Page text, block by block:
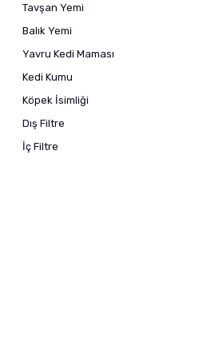
Tavşan Yemi
Balık Yemi
Yavru Kedi Maması
Kedi Kumu
Köpek İsimliği
Dış Filtre
İç Filtre